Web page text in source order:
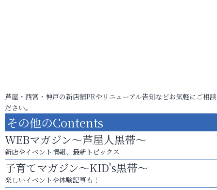
芦屋・西宮・神戸の新店舗PRやリニューアル告知などお気軽にご相
ださい。
その他のContents
WEBマガジン～芦屋人黒帯～
新店やイベント情報、最新トピックス
子育てマガジン～KID's黒帯～
楽しいイベントや体験記事も！